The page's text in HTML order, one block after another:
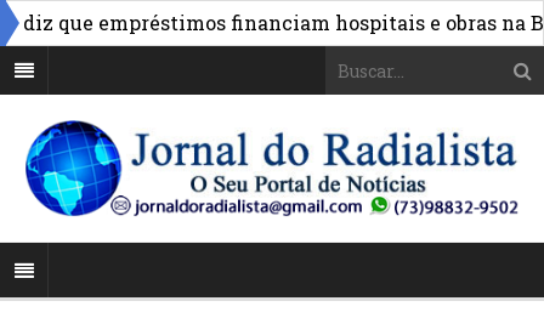
empréstimos financiam hospitais e obras na Bahia